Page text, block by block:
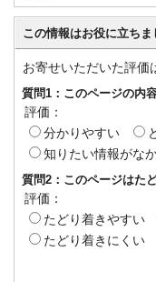
この情報はお役に立ちま
お寄せいただいた評価
質問1：このページの内
評価：
分かりやすい
知りたい情報がな
質問2：このページはた
評価：
たどり着きやすい
たどり着きにくい